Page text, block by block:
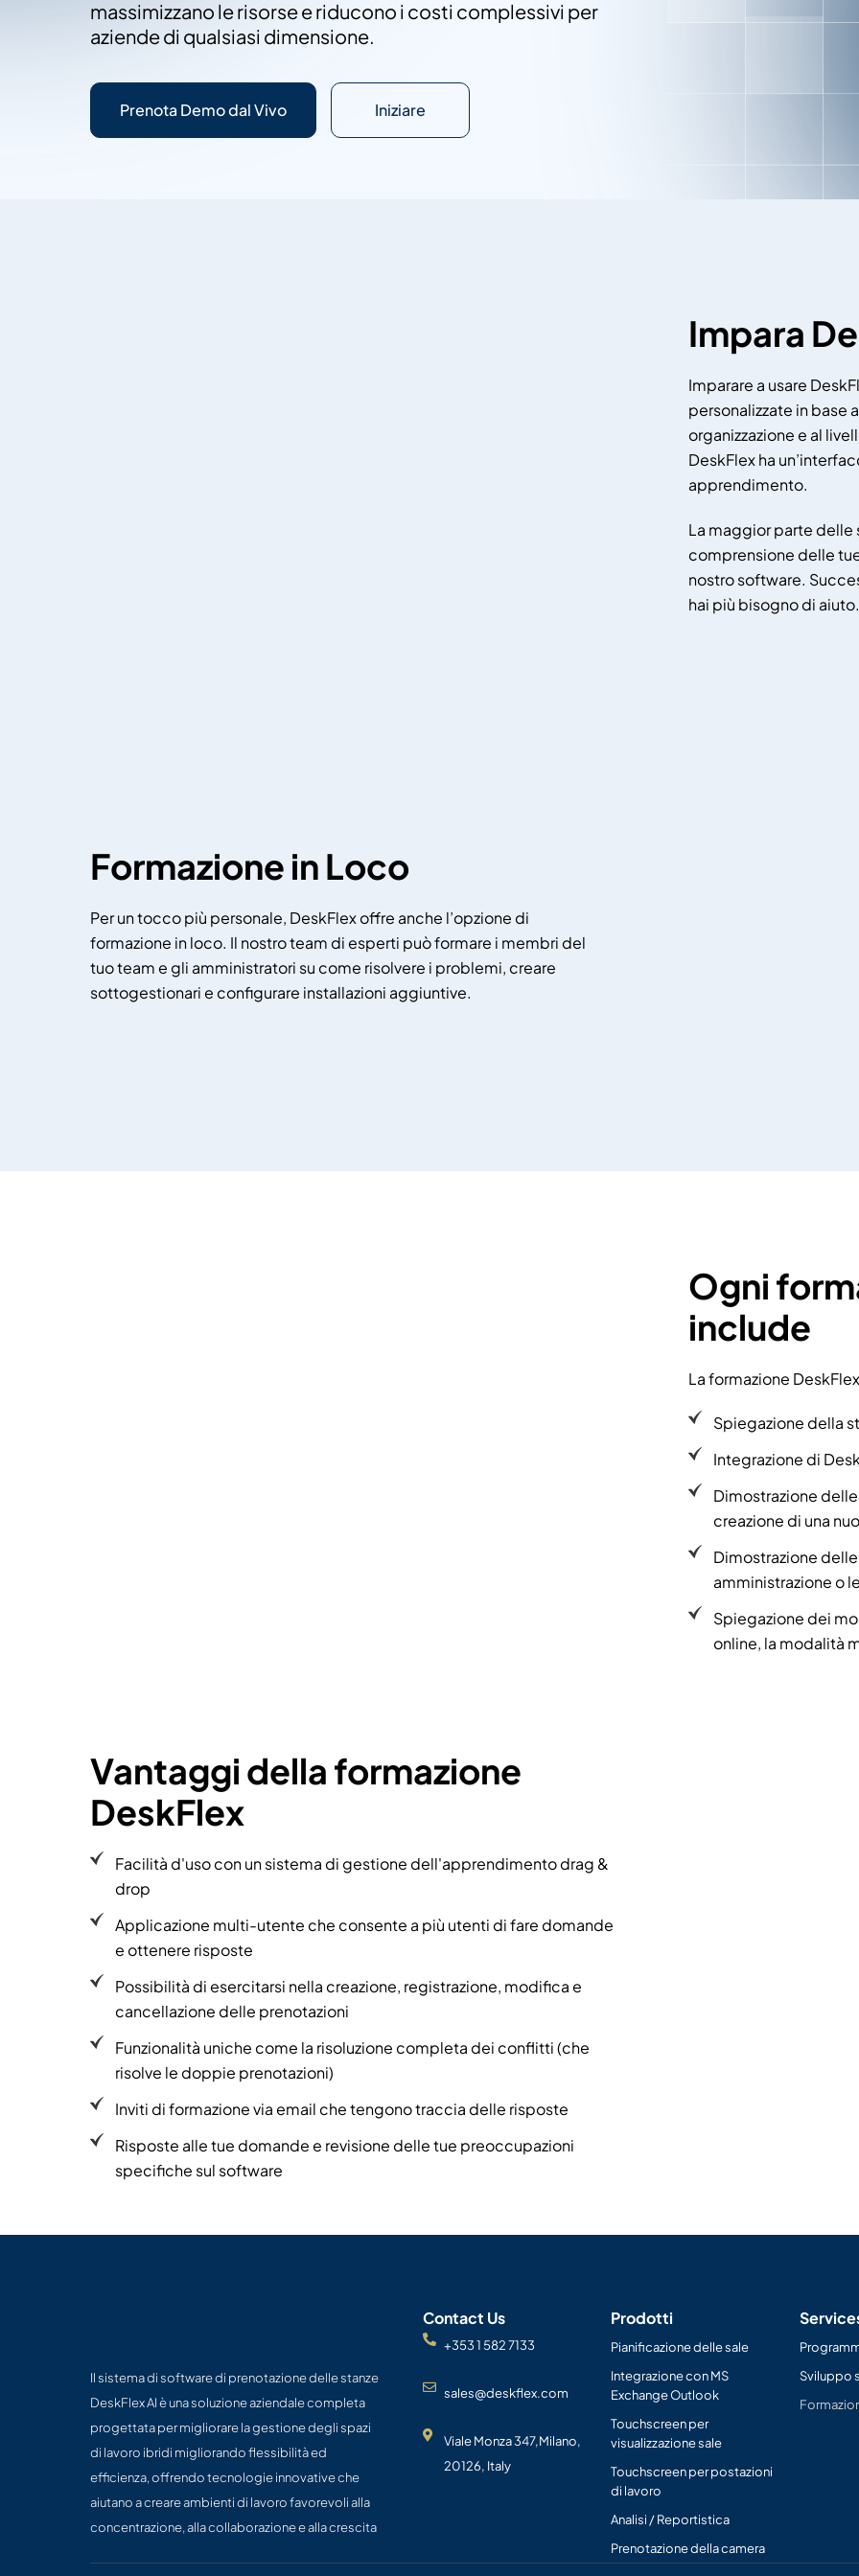
massimizzano le risorse e riducono i costi complessivi per
aziende di qualsiasi dimensione.
Prenota Demo dal Vivo Iniziare
Impara
Imparare a usare
personalizzate in base
organizzazione e al
DeskFlex ha
apprendimento.
La maggior parte delle
comprensione delle
nostro software.
hai più bisogno di aiuto.
Formazione in Loco
Per un tocco più personale, DeskFlex offre anche l’opzione di
formazione in loco. Il nostro team di esperti può formare i membri del
tuo team e gli amministratori su come risolvere i problemi, creare
sottogestionari e configurare installazioni aggiuntive.
Ogni
include
La formazione
Spiegazione della
Integrazione di
Dimostrazione
creazione di una
Dimostrazione
amministrazione o
Spiegazione dei
online, la modalità
Vantaggi della formazione
DeskFlex
Facilità d'uso con un sistema di gestione dell'apprendimento drag &
drop
Applicazione multi-utente che consente a più utenti di fare domande
e ottenere risposte
Possibilità di esercitarsi nella creazione, registrazione, modifica e
cancellazione delle prenotazioni
Funzionalità uniche come la risoluzione completa dei conflitti (che
risolve le doppie prenotazioni)
Inviti di formazione via email che tengono traccia delle risposte
Risposte alle tue domande e revisione delle tue preoccupazioni
specifiche sul software
DeskFlex AI è una soluzione aziendale completa
progettata per migliorare la gestione degli spazi
di lavoro ibridi migliorando flessibilità ed
efficienza, offrendo tecnologie innovative che
aiutano a creare ambienti di lavoro favorevoli alla
concentrazione, alla collaborazione e alla crescita
Contact Us
+353 1 582 7133
sales@deskflex.com
Viale Monza 347,Milano,
20126, Italy
Prodotti
Pianificazione delle sale
Integrazione con MS
Exchange Outlook
Touchscreen per
visualizzazione sale
Touchscreen per postazioni
di lavoro
Analisi / Reportistica
Prenotazione della camera
Sviluppo